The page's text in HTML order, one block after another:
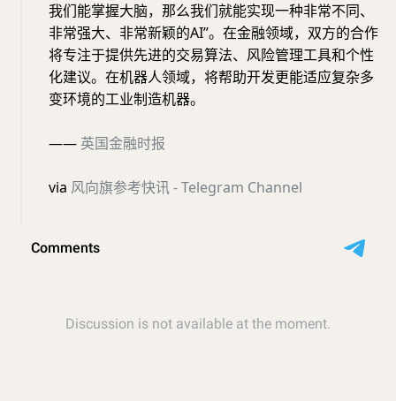
我们能掌握大脑，那么我们就能实现一种非常不同、
非常强大、非常新颖的AI”。在金融领域，双方的合作
将专注于提供先进的交易算法、风险管理工具和个性
化建议。在机器人领域，将帮助开发更能适应复杂多
变环境的工业制造机器。
—— 英国金融时报
via 风向旗参考快讯 - Telegram Channel